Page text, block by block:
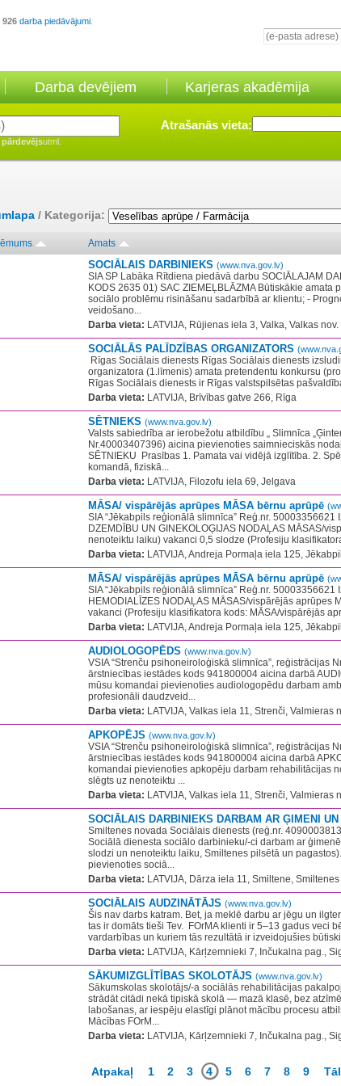
926 darba piedāvājumi
Darba devējiem Karjeras akadēmija
utml.
Atrašanās vieta:
/ Kategorija:
Amats
SOCIĀLAIS DARBINIEKS (www.nva.gov.lv)
SIA SP Labāka Rītdiena​ piedāvā darbu SOCIĀLAJAM
KODS 2635 01) SAC ZIEMEĻBLĀZMA Būtiskākie amata
sociālo problēmu risināšanu sadarbībā ar klientu; -
veidošano...
Darba vieta: LATVIJA, Rūjienas iela 3, Valka, Valkas nov.
SOCIĀLĀS PALĪDZĪBAS ORGANIZATORS
Rīgas Sociālais dienests Rīgas Sociālais dienests
organizatora (1.līmenis) amata pretendentu konkursu
Rīgas Sociālais dienests ir Rīgas valstspilsētas
Darba vieta: LATVIJA, Brīvības gatve 266, Rīga
SĒTNIEKS (www.nva.gov.lv)
Valsts sabiedrība ar ierobežotu atbildību „ Slimnīca
Nr.40003407396) aicina pievienoties saimnieciskās
SĒTNIEKU ​ Prasības 1. Pamata vai vidējā izglītība. 2.
komandā, fiziskā...
Darba vieta: LATVIJA, Filozofu iela 69, Jelgava
MĀSA/ vispārējās aprūpes MĀSA bērnu aprūpē
SIA “Jēkabpils reģionālā slimnīca” Reģ.nr.
DZEMDĪBU UN GINEKOLOĢIJAS NODAĻAS MĀSAS/
nenoteiktu laiku) vakanci 0,5 slodze (Profesiju
Darba vieta: LATVIJA, Andreja Pormaļa iela 125,
MĀSA/ vispārējās aprūpes MĀSA bērnu aprūpē
SIA “Jēkabpils reģionālā slimnīca” Reģ.nr.
HEMODIALĪZES NODAĻAS MĀSAS/vispārējās aprūpes
vakanci (Profesiju klasifikatora kods: MĀSA/vispārējās
Darba vieta: LATVIJA, Andreja Pormaļa iela 125,
AUDIOLOGOPĒDS (www.nva.gov.lv)
VSIA “Strenču psihoneiroloģiskā slimnīca”, reģistrācijas
ārstniecības iestādes kods 941800004 aicina darbā
mūsu komandai pievienoties audiologopēdu darbam
profesionāli daudzveid...
Darba vieta: LATVIJA, Valkas iela 11, Strenči, Valmieras
APKOPĒJS (www.nva.gov.lv)
VSIA “Strenču psihoneiroloģiskā slimnīca”, reģistrācijas
ārstniecības iestādes kods 941800004 aicina darbā
komandai pievienoties apkopēju darbam rehabilitācijas
slēgts uz nenoteiktu ...
Darba vieta: LATVIJA, Valkas iela 11, Strenči, Valmieras
SOCIĀLAIS DARBINIEKS DARBAM AR ĢIMENI UN
Smiltenes novada Sociālais dienests (reģ.nr.
Sociālā dienesta sociālo darbinieku/-ci darbam ar
slodzi un nenoteiktu laiku, Smiltenes pilsētā un
pievienoties sociā...
Darba vieta: LATVIJA, Dārza iela 11, Smiltene, Smiltenes
SOCIĀLAIS AUDZINĀTĀJS (www.nva.gov.lv)
Šis nav darbs katram. Bet, ja meklē darbu ar jēgu un
tas ir domāts tieši Tev. ​ FOrMA klienti ir 5–13 gadus veci
vardarbības un kuriem tās rezultātā ir izveidojušies
Darba vieta: LATVIJA, Kārļzemnieki 7, Inčukalna pag.,
SĀKUMIZGLĪTĪBAS SKOLOTĀJS (www.nva.gov.lv)
Sākumskolas skolotājs/-a sociālās rehabilitācijas
strādāt citādi nekā tipiskā skolā — mazā klasē, bez
labošanas, ar iespēju elastīgi plānot mācību procesu
Mācības FOrM...
Darba vieta: LATVIJA, Kārļzemnieki 7, Inčukalna pag.,
Atpakaļ 1 2 3 4 5 6 7 8 9